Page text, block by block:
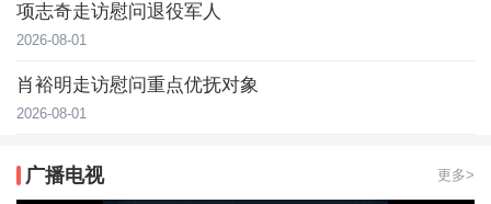
项志奇走访慰问退役军人
2026-08-01
肖裕明走访慰问重点优抚对象
2026-08-01
广播电视 更多>